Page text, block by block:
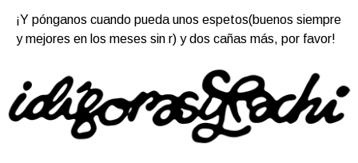
¡Y pónganos cuando pueda unos espetos(buenos siempre
y mejores en los meses sin r) y dos cañas más, por favor!